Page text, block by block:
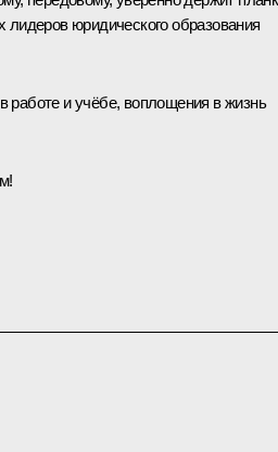
лидеров юридического образования
и учёбе, воплощения в жизнь